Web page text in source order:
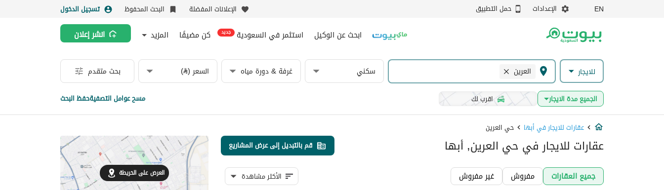
EN الإعدادات حمل التطبيق الإعلانات المفضلة البحث المحفوظ تسجيل الدخول
ابحث عن الوكيل استثمر في السعودية جديد كن مضيفًا المزيد انشر إعلان
للايجار العرين سكني غرفة & دورة مياه السعر (⃁) بحث متقدم
الجميع مدة الايجار اقرب لك مسح عوامل التصفيةحفظ البحث
عقارات للايجار في أبها حي العرين
عقارات للايجار في حي العرين, أبها قم بالتبديل إلى عرض المشاريع
جميع العقارات مفروش غير مفروش الأكثر مشاهدة العرض على الخريطة